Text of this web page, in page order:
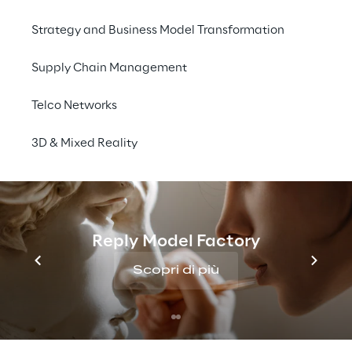
Strategy and Business Model Transformation
Supply Chain Management
Telco Networks
3D & Mixed Reality
Reply Model Factory
Scopri di più
The opportunity
The trend
Starting point
THE BIG PICTURE